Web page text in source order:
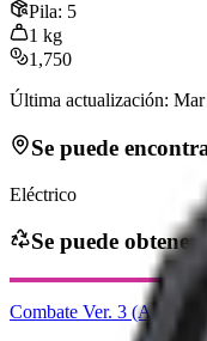
Pila: 5
1 kg
1,750
Última actualización:
Se puede
Eléctrico
Se puede obtener
Combate Ver. 3